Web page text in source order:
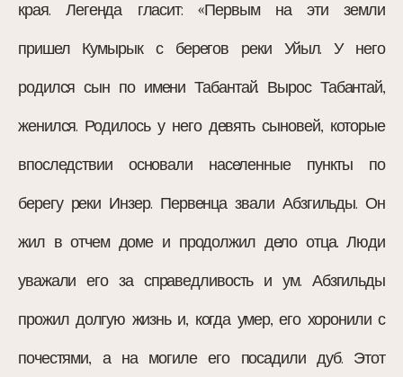
края. Легенда гласит: «Первым на эти земли
пришел Кумырык с берегов реки Уйыл. У него
родился сын по имени Табантай. Вырос Табантай,
женился. Родилось у него девять сыновей, которые
впоследствии основали населенные пункты по
берегу реки Инзер. Первенца звали Абзгильды. Он
жил в отчем доме и продолжил дело отца. Люди
уважали его за справедливость и ум. Абзгильды
прожил долгую жизнь и, когда умер, его хоронили с
почестями, а на могиле его посадили дуб. Этот